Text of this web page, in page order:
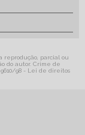
reprodução, parcial ou
do autor. Crime de
98 - Lei de direitos